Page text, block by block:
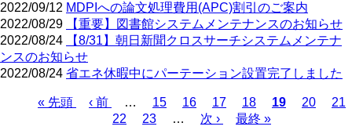
2022/09/12 MDPIへの論文処理費用(APC)割引のご案内
2022/08/29
【重要】図書館システムメンテナンスのお知らせ
2022/08/24
【8/31】朝日新聞クロスサーチシステムメンテナ
ンスのお知らせ
2022/08/24 省エネ休暇中にパーテーション設置完了しました
先
« 先頭
前
‹ 前 …
ペ
ー
15
ペ
ー
16
ペ
ー
17
ペ
ー
18
カ
19
ペ
20
ペ
21
ペ
22
ペ
23 …
次
次 ›
最
最終 »